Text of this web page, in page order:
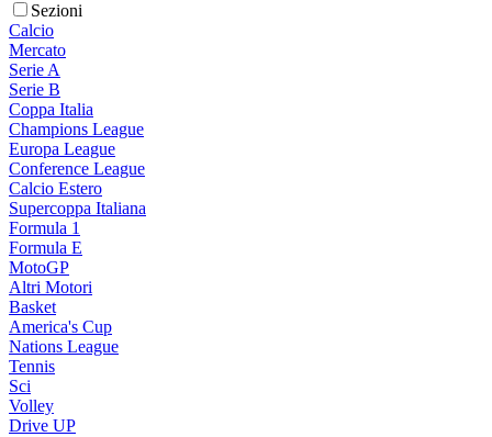
Sezioni
Calcio
Mercato
Serie A
Serie B
Coppa Italia
Champions League
Europa League
Conference League
Calcio Estero
Supercoppa Italiana
Formula 1
Formula E
MotoGP
Altri Motori
Basket
America's Cup
Nations League
Tennis
Sci
Volley
Drive UP